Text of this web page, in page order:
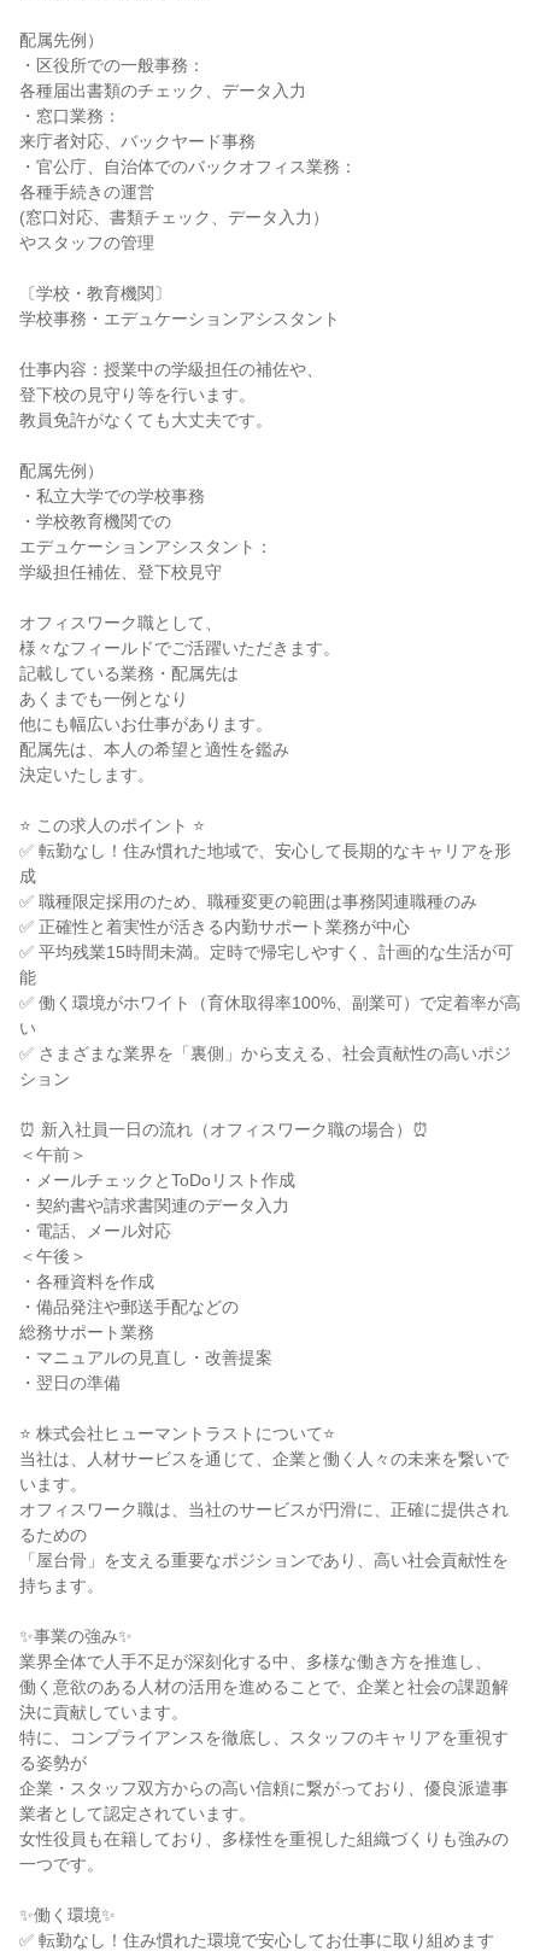
配属先例）
・区役所での一般事務：
各種届出書類のチェック、データ入力
・窓口業務：
来庁者対応、バックヤード事務
・官公庁、自治体でのバックオフィス業務：
各種手続きの運営
(窓口対応、書類チェック、データ入力）
やスタッフの管理
〔学校・教育機関〕
学校事務・エデュケーションアシスタント
仕事内容：授業中の学級担任の補佐や、
登下校の見守り等を行います。
教員免許がなくても大丈夫です。
配属先例）
・私立大学での学校事務
・学校教育機関での
エデュケーションアシスタント：
学級担任補佐、登下校見守
オフィスワーク職として、
様々なフィールドでご活躍いただきます。
記載している業務・配属先は
あくまでも一例となり
他にも幅広いお仕事があります。
配属先は、本人の希望と適性を鑑み
決定いたします。
⭐ この求人のポイント ⭐
✅ 転勤なし！住み慣れた地域で、安心して長期的なキャリアを形
成
✅ 職種限定採用のため、職種変更の範囲は事務関連職種のみ
✅ 正確性と着実性が活きる内勤サポート業務が中心
✅ 平均残業15時間未満。定時で帰宅しやすく、計画的な生活が可
能
✅ 働く環境がホワイト（育休取得率100%、副業可）で定着率が高
い
✅ さまざまな業界を「裏側」から支える、社会貢献性の高いポジ
ション
⏰ 新入社員一日の流れ（オフィスワーク職の場合）⏰
＜午前＞
・メールチェックとToDoリスト作成
・契約書や請求書関連のデータ入力
・電話、メール対応
＜午後＞
・各種資料を作成
・備品発注や郵送手配などの
総務サポート業務
・マニュアルの見直し・改善提案
・翌日の準備
⭐ 株式会社ヒューマントラストについて⭐
当社は、人材サービスを通じて、企業と働く人々の未来を繋いで
います。
オフィスワーク職は、当社のサービスが円滑に、正確に提供され
るための
「屋台骨」を支える重要なポジションであり、高い社会貢献性を
持ちます。
✨事業の強み✨
業界全体で人手不足が深刻化する中、多様な働き方を推進し、
働く意欲のある人材の活用を進めることで、企業と社会の課題解
決に貢献しています。
特に、コンプライアンスを徹底し、スタッフのキャリアを重視す
る姿勢が
企業・スタッフ双方からの高い信頼に繋がっており、優良派遣事
業者として認定されています。
女性役員も在籍しており、多様性を重視した組織づくりも強みの
一つです。
✨働く環境✨
✅ 転勤なし！住み慣れた環境で安心してお仕事に取り組めます